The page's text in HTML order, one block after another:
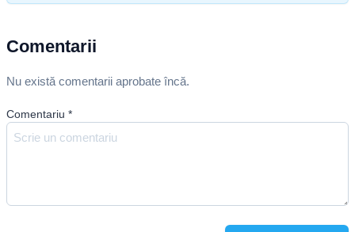
Comentarii
Nu există comentarii aprobate încă.
Comentariu *